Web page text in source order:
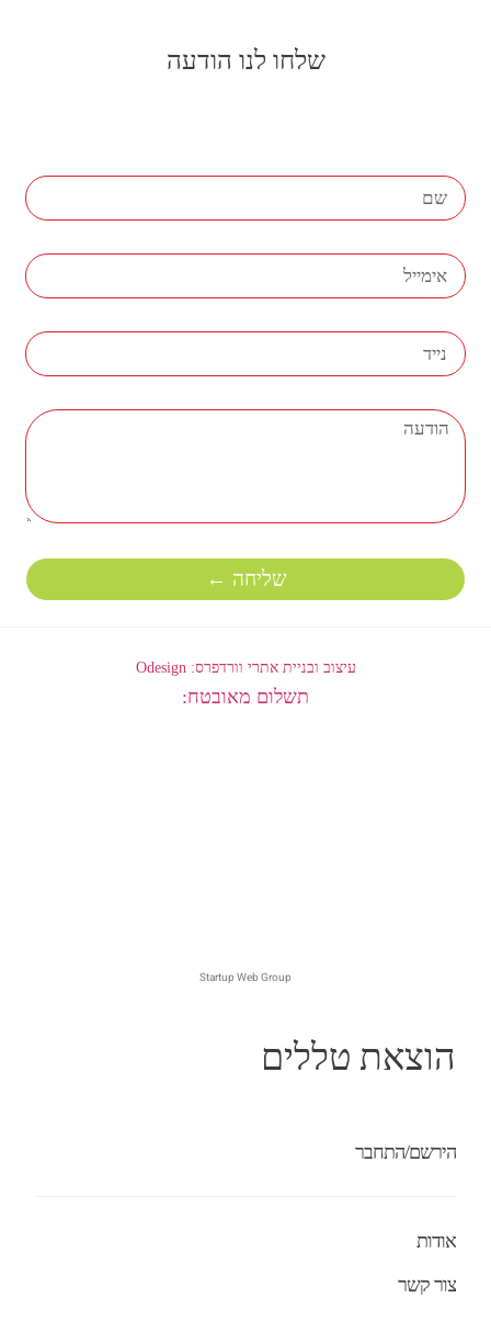
שלחו לנו הודעה
שליחה ←
עיצוב ובניית אתרי וורדפרס: Odesign
תשלום מאובטח:
Startup Web Group
הוצאת טללים
הירשם/התחבר
אודות
צור קשר